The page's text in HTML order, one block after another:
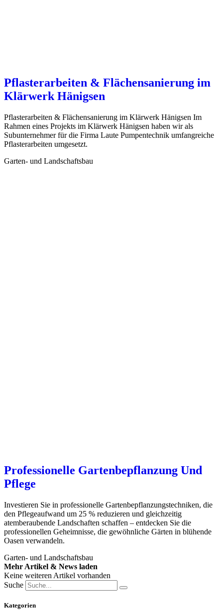
Pflasterarbeiten & Flächensanierung im
Klärwerk Hänigsen
Pflasterarbeiten & Flächensanierung im Klärwerk Hänigsen Im
Rahmen eines Projekts im Klärwerk Hänigsen haben wir als
Subunternehmer für die Firma Laute Pumpentechnik umfangreiche
Pflasterarbeiten umgesetzt.
Garten- und Landschaftsbau
Professionelle Gartenbepflanzung Und
Pflege
Investieren Sie in professionelle Gartenbepflanzungstechniken, die
den Pflegeaufwand um 25 % reduzieren und gleichzeitig
atemberaubende Landschaften schaffen – entdecken Sie die
professionellen Geheimnisse, die gewöhnliche Gärten in blühende
Oasen verwandeln.
Garten- und Landschaftsbau
Mehr Artikel & News laden
Keine weiteren Artikel vorhanden
Suche
Kategorien